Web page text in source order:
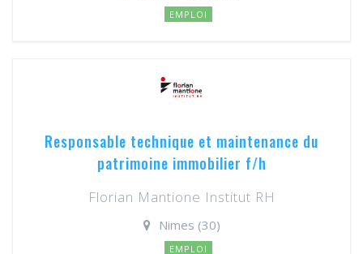
EMPLOI
Responsable technique et maintenance du
patrimoine immobilier f/h
Florian Mantione Institut RH
Nimes (30)
EMPLOI